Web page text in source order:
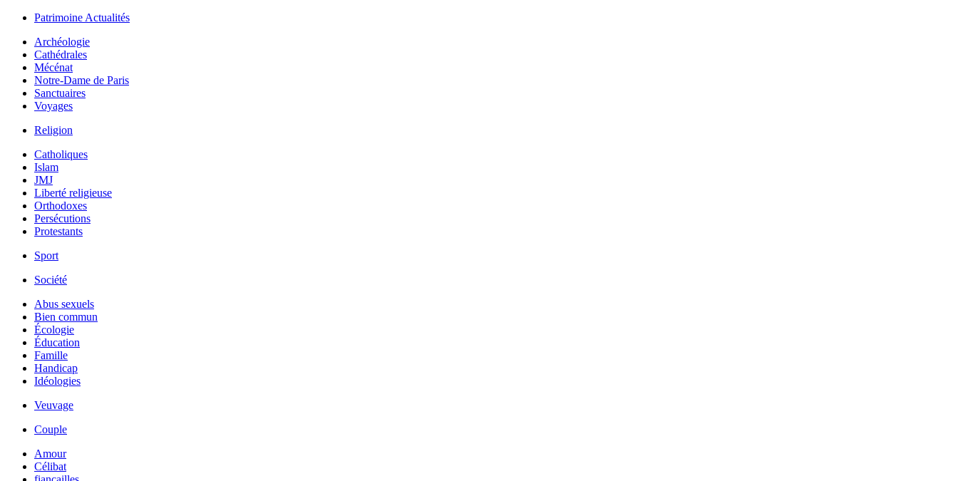
Patrimoine Actualités
Archéologie
Cathédrales
Mécénat
Notre-Dame de Paris
Sanctuaires
Voyages
Religion
Catholiques
Islam
JMJ
Liberté religieuse
Orthodoxes
Persécutions
Protestants
Sport
Société
Abus sexuels
Bien commun
Écologie
Éducation
Famille
Handicap
Idéologies
Veuvage
Couple
Amour
Célibat